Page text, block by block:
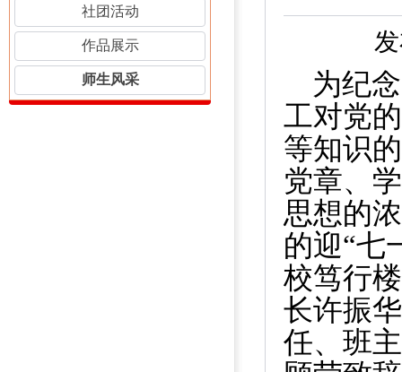
社团活动
作品展示
师生风采
为纪
工对党
等知识
党章、
思想的
的迎“七
校笃行
长许振
任、班